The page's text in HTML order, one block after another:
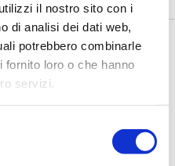
il nostro sito con i
di analisi dei dati web,
potrebbero combinarle
loro o che hanno
servizi.